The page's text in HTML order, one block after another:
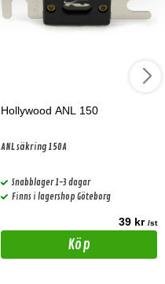
Hollywood ANL 150
ANL säkring 150A
Snabblager 1-3 dagar
Finns i lagershop Göteborg
39 kr /st
Köp